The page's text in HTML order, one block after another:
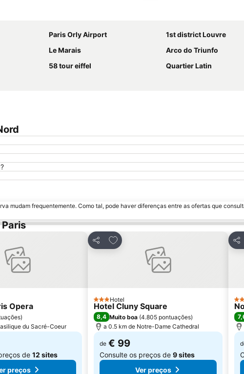
Paris Orly Airport
1st district Louvre
Le Marais
Arco do Triunfo
58 tour eiffel
Quartier Latin
mudam frequentemente. Como tal, pode haver diferenças entre as ofertas que
aos favoritos
Opera
)
du Sacré-Coeur
de 12 sites
preços
Partilhar
Adicionar aos favoritos
3 Estrelas
Hotel
Hotel Cluny Square
8,4 Muito boa (4.805 pontuações)
a 0.5 km de Notre-Dame Cathedral
de € 99
Consulte os preços de 9 sites
Ver preços
4